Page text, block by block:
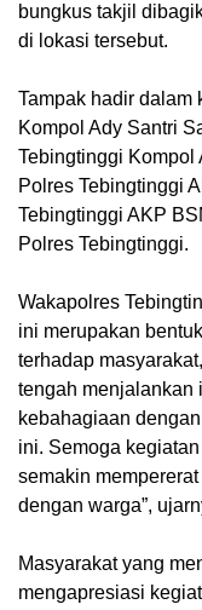
bungkus takjil
di lokasi tersebut.
Tampak hadir dalam
Kompol Ady Santri
Tebingtinggi Kompol
Polres Tebingtinggi
Tebingtinggi AKP
Polres Tebingtinggi.
Wakapolres
ini merupakan
terhadap
tengah menjalankan
kebahagiaan
ini. Semoga
semakin
dengan warga”,
Masyarakat yang
mengapresiasi